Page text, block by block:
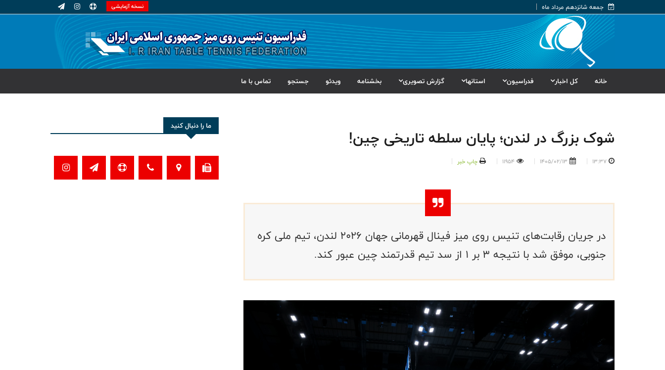
جمعه شانزدهم مرداد ماه نسخه آزمایشی
خانه کل اخبار فدراسیون استانها گزارش تصویری بخشنامه ویدئو جستجو تماس با ما
شوک بزرگ در لندن؛ پایان سلطه تاریخی چین!
13:37
1405/02/13
11954 چاپ خبر
در جریان رقابت‌های تنیس روی میز فینال قهرمانی جهان ۲۰۲۶ لندن، تیم ملی کره
جنوبی، موفق شد با نتیجه ۳ بر ۱ از سد تیم قدرتمند چین عبور کند.
ما را دنبال کنید